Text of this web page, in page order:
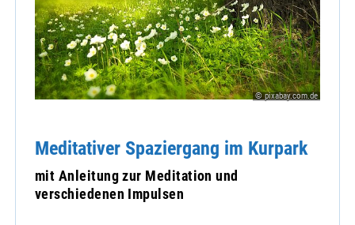
© pixabay.com.de
Meditativer Spaziergang im Kurpark
mit Anleitung zur Meditation und
verschiedenen Impulsen